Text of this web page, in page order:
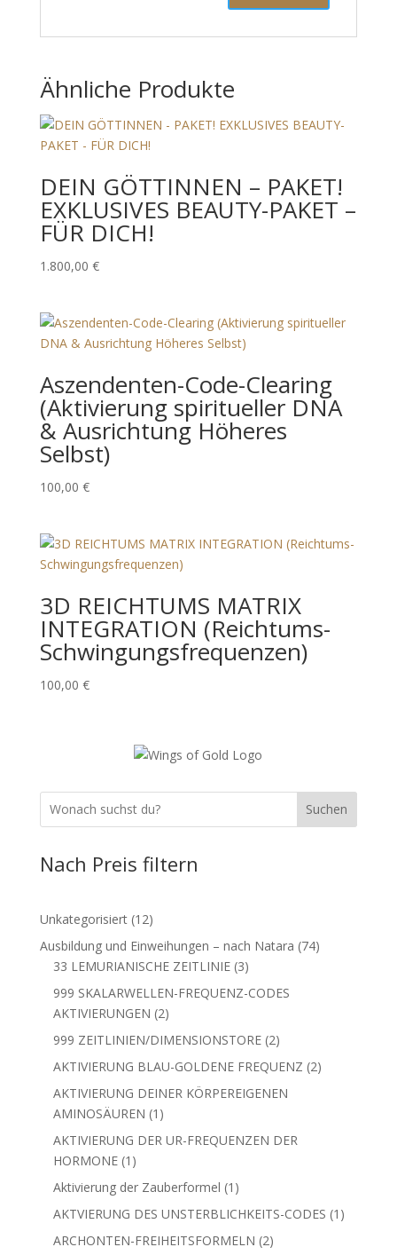
Ähnliche Produkte
DEIN GÖTTINNEN – PAKET!
EXKLUSIVES BEAUTY-PAKET –
FÜR DICH!
1.800,00 €
Aszendenten-Code-Clearing
(Aktivierung spiritueller DNA
& Ausrichtung Höheres
Selbst)
100,00 €
3D REICHTUMS MATRIX
INTEGRATION (Reichtums-
Schwingungsfrequenzen)
100,00 €
Suchen
Nach Preis filtern
Unkategorisiert 1212
Produkte
Ausbildung und Einweihungen – nach Natara 7474
33 LEMURIANISCHE ZEITLINIE 33
Produkte
999 SKALARWELLEN-FREQUENZ-CODES
AKTIVIERUNGEN 22
Produkte
999 ZEITLINIEN/DIMENSIONSTORE 22
Produkte
AKTIVIERUNG BLAU-GOLDENE FREQUENZ 22
AKTIVIERUNG DEINER KÖRPEREIGENEN
AMINOSÄUREN 1 1
Produkt
AKTIVIERUNG DER UR-FREQUENZEN DER
HORMONE 1 1
Produkt
Aktivierung der Zauberformel 1 1
Produkt
AKTVIERUNG DES UNSTERBLICHKEITS-CODES 1 1
ARCHONTEN-FREIHEITSFORMELN 22